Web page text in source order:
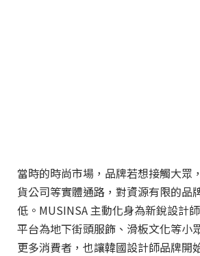
當時的時尚市場，品牌若想接觸大眾
貨公司等實體通路，對資源有限的品
低。MUSINSA 主動化身為新銳設計
平台為地下街頭服飾、滑板文化等小
更多消費者，也讓韓國設計師品牌開